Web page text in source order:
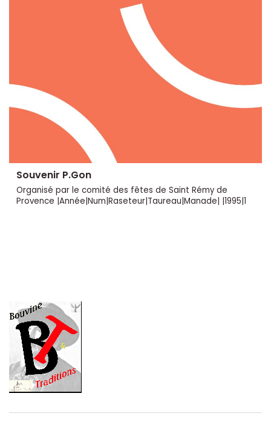
Souvenir P.Gon
Organisé par le comité des fêtes de Saint Rémy de
Provence |Année|Num|Raseteur|Taureau|Manade| |1995|1